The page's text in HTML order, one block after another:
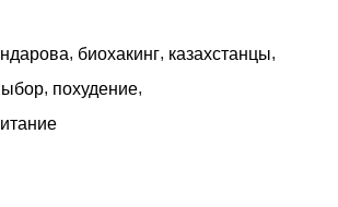
, биохакинг, казахстанцы,
, похудение,